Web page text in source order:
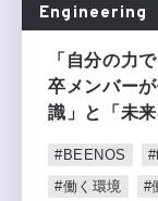
Engineering
「自分の力
卒メンバー
識」と「未来
#BEENOS
#働く環境
#